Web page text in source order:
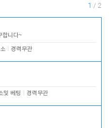
1 / 2
합니다~
경력무관
및 베팅 경력무관